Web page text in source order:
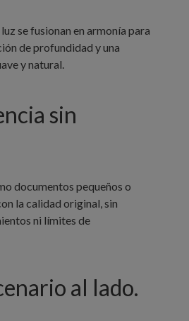
se fusionan en armonía para
de profundidad y una
y natural.
sin
documentos pequeños o
la calidad original, sin
ni límites de
al lado.